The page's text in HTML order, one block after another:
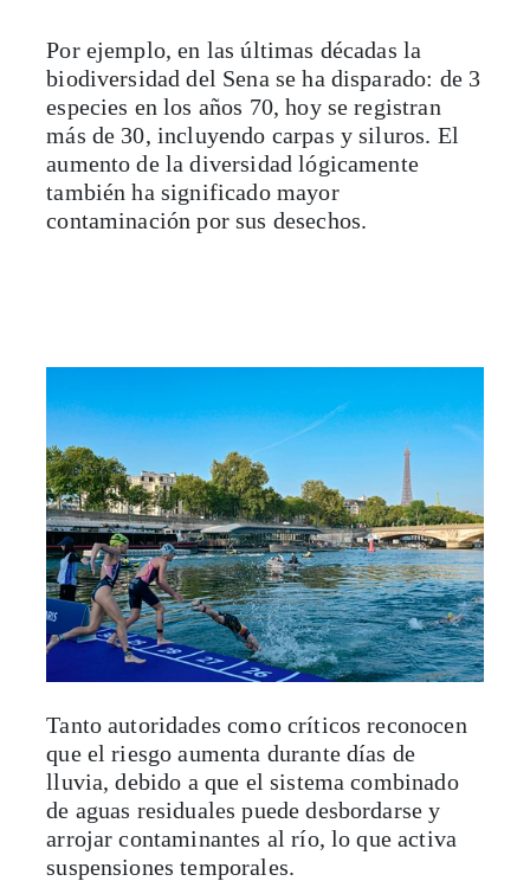
Por ejemplo, en las últimas décadas la
biodiversidad del Sena se ha disparado: de 3
especies en los años 70, hoy se registran
más de 30, incluyendo carpas y siluros. El
aumento de la diversidad lógicamente
también ha significado mayor
contaminación por sus desechos.
Tanto autoridades como críticos reconocen
que el riesgo aumenta durante días de
lluvia, debido a que el sistema combinado
de aguas residuales puede desbordarse y
arrojar contaminantes al río, lo que activa
suspensiones temporales.